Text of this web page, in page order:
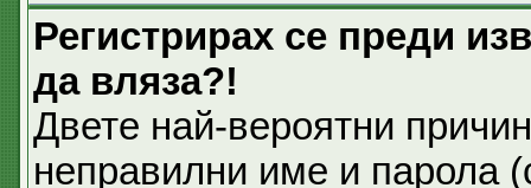
Регистрирах се преди
да вляза?!
Двете най-вероятни
неправилни име и парола